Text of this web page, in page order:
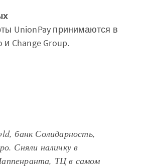
UnionPay принимаются в
Change Group.
банк Солидарность,
Сняли наличку в
ТЦ в самом